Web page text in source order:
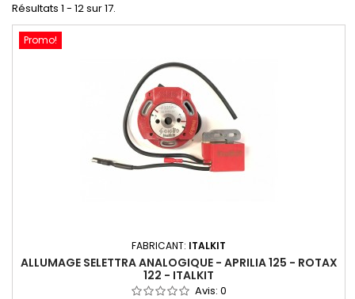
Résultats 1 - 12 sur 17.
Promo!
FABRICANT: ITALKIT
ALLUMAGE SELETTRA ANALOGIQUE - APRILIA 125 - ROTAX
122 - ITALKIT
Avis: 0